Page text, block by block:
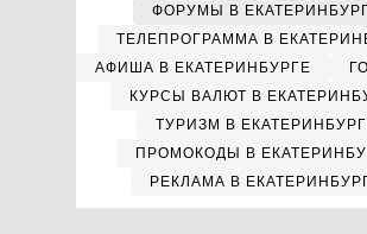
ФОРУМЫ В
ТЕЛЕПРОГРАММА В
АФИША В ЕКАТЕРИНБУРГЕ
КУРСЫ ВАЛЮТ В
ТУРИЗМ В
ПРОМОКОДЫ В
РЕКЛАМА В